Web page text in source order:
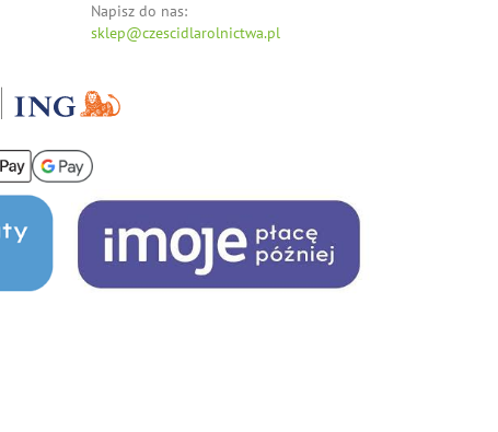
Napisz do nas:
sklep@czescidlarolnictwa.pl